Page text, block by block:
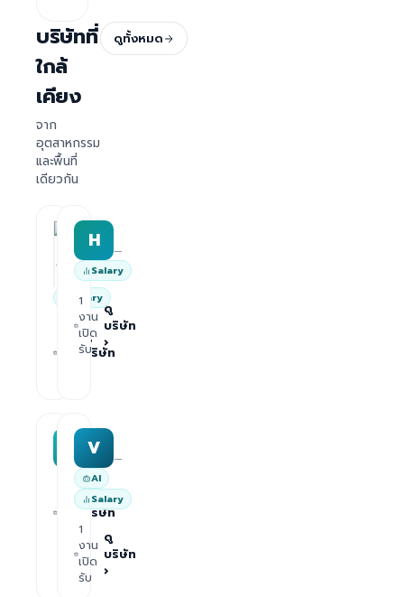
บริษัทที่
ใกล้
เคียง
จาก
อุตสาหกรรม
และพื้นที่
เดียวกัน
ดูทั้งหมด
AiROVA AI Consultant
—
Salary
ดู
บริษัท
H —
Salary
1
งาน
เปิด
รับ
ดู
บริษัท
›
MAA group
—
งาน ดู
บริษัท
V —
AI
Salary
1
งาน
เปิด
รับ
ดู
บริษัท
›